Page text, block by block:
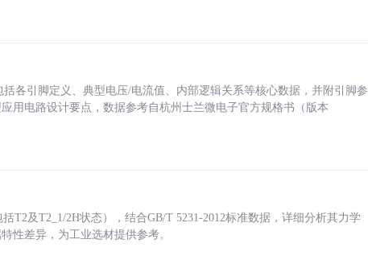
各引脚定义、典型电压/电流值、内部逻辑关系等核心数据，并附引脚参
用电路设计要点，数据参考自杭州士兰微电子官方规格书（版本
T2及T2_1/2H状态），结合GB/T 5231-2012标准数据，详细分析其力学
性差异，为工业选材提供参考。